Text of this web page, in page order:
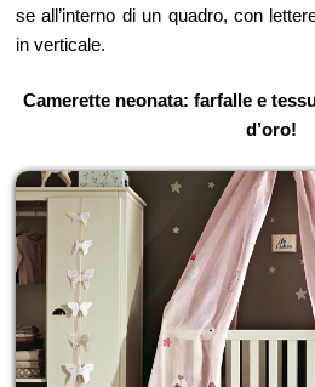
se all’interno di un quadro, con
in verticale.
Camerette neonata: farfalle e
d’oro!